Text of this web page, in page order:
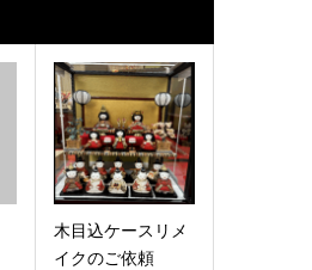
木目込ケースリメ
イクのご依頼